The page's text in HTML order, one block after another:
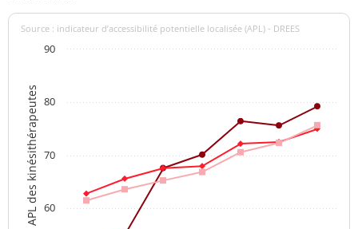
APL des kinésithérapeutes
Source : indicateur d’accessibilité potentielle localisée (APL) - DREES
60
70
80
90